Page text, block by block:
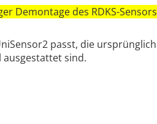
Demontage des RDKS-Sensors
passt, die ursprünglich
ausgestattet sind.